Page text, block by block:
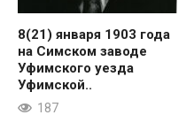
8(21) января 1903 года
на Симском заводе
Уфимского уезда
Уфимской..
187